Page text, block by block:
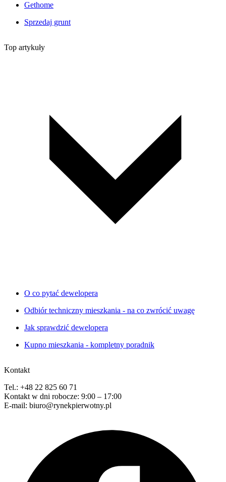
Gethome
Sprzedaj grunt
Top artykuły
O co pytać dewelopera
Odbiór techniczny mieszkania - na co zwrócić uwagę
Jak sprawdzić dewelopera
Kupno mieszkania - kompletny poradnik
Kontakt
Tel.: +48 22 825 60 71
Kontakt w dni robocze: 9:00 – 17:00
E-mail: biuro@rynekpierwotny.pl